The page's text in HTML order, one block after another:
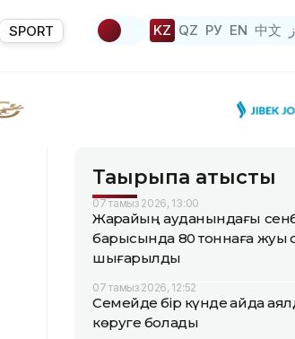
SPORT KZ QZ РУ EN 中文
Тақырыпқа қатысты
07 тамыз 2026, 13:00
Жарқайың ауданындағы
барысында 80 тоннаға жуық
шығарылды
07 тамыз 2026, 12:52
Семейде бір күнде қайда
көруге болады